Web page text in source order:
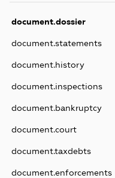
document.dossier
document.statements
document.history
document.inspections
document.bankruptcy
document.court
document.taxdebts
document.enforcements